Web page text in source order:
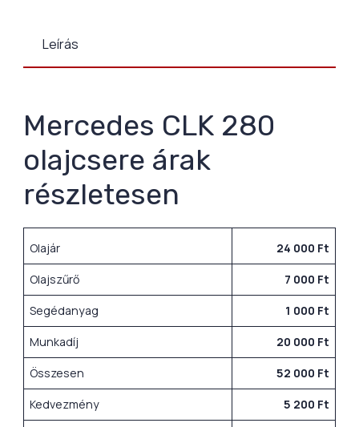
Leírás
Mercedes CLK 280
olajcsere árak
részletesen
Olajár 24 000 Ft
Olajszűrő 7 000 Ft
Segédanyag 1 000 Ft
Munkadíj 20 000 Ft
Összesen 52 000 Ft
Kedvezmény 5 200 Ft